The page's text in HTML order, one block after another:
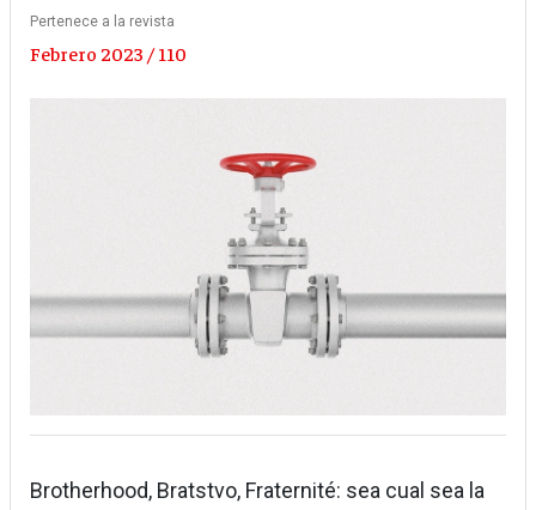
Pertenece a la revista
Febrero 2023 / 110
Brotherhood, Bratstvo, Fraternité: sea cual sea la